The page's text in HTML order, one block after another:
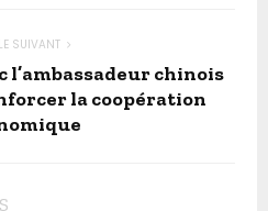
SUIVANT
l’ambassadeur chinois
la coopération